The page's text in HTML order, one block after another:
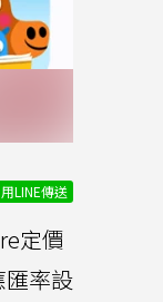
用LINE傳送
定價
率設